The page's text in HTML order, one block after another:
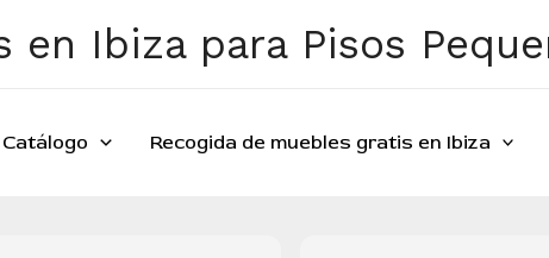
en Ibiza para Pisos
Catálogo Recogida de muebles gratis en Ibiza